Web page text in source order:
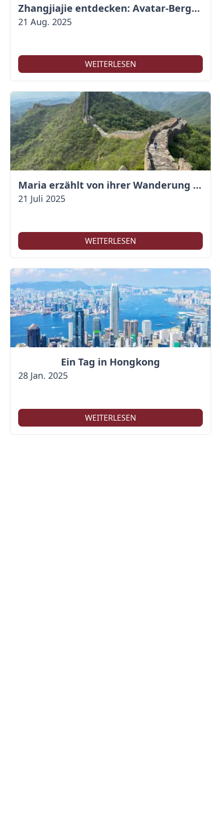
Zhangjiajie entdecken: Avatar-Berge & Altstadt von Fenghuang
21 Aug. 2025
WEITERLESEN
Maria erzählt von ihrer Wanderung auf der Großen Mauer
21 Juli 2025
WEITERLESEN
Ein Tag in Hongkong
28 Jan. 2025
WEITERLESEN